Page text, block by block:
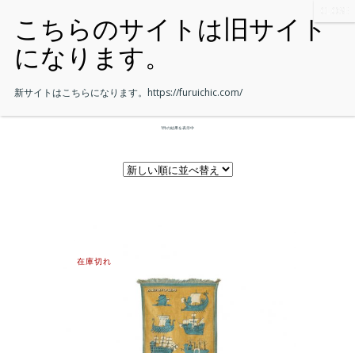
1件の結果を表示中
在庫切れ
新サイトはこちらになります。 https://furuichic.com/